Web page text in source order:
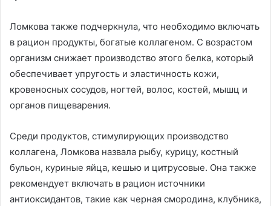
Ломкова также подчеркнула, что необходимо включать
в рацион продукты, богатые коллагеном. С возрастом
организм снижает производство этого белка, который
обеспечивает упругость и эластичность кожи,
кровеносных сосудов, ногтей, волос, костей, мышц и
органов пищеварения.
Среди продуктов, стимулирующих производство
коллагена, Ломкова назвала рыбу, курицу, костный
бульон, куриные яйца, кешью и цитрусовые. Она также
рекомендует включать в рацион источники
антиоксидантов, такие как черная смородина, клубника,